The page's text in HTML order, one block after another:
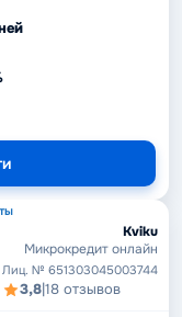
Kviku
Микрокредит онлайн
Лиц. № 651303045003744
3,8|18 отзывов